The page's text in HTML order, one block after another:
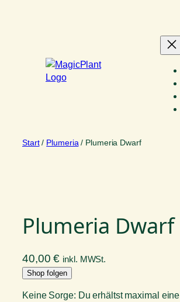
Start/ Plumeria / Plumeria Dwarf
Plumeria Dwarf
40,00€ inkl. MWSt.
Shop folgen
Keine Sorge: Du erhältst maximal eine